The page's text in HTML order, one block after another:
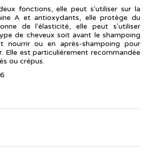
fonctions, elle peut s'utiliser sur la
A et antioxydants, elle protège du
de l'élasticité, elle peut s'utiliser
de cheveux soit avant le shampoing
nourrir ou en après-shampoing pour
Elle est particulièrement recommandée
ou crépus.